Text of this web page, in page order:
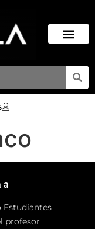
a
Estudiantes
profesor